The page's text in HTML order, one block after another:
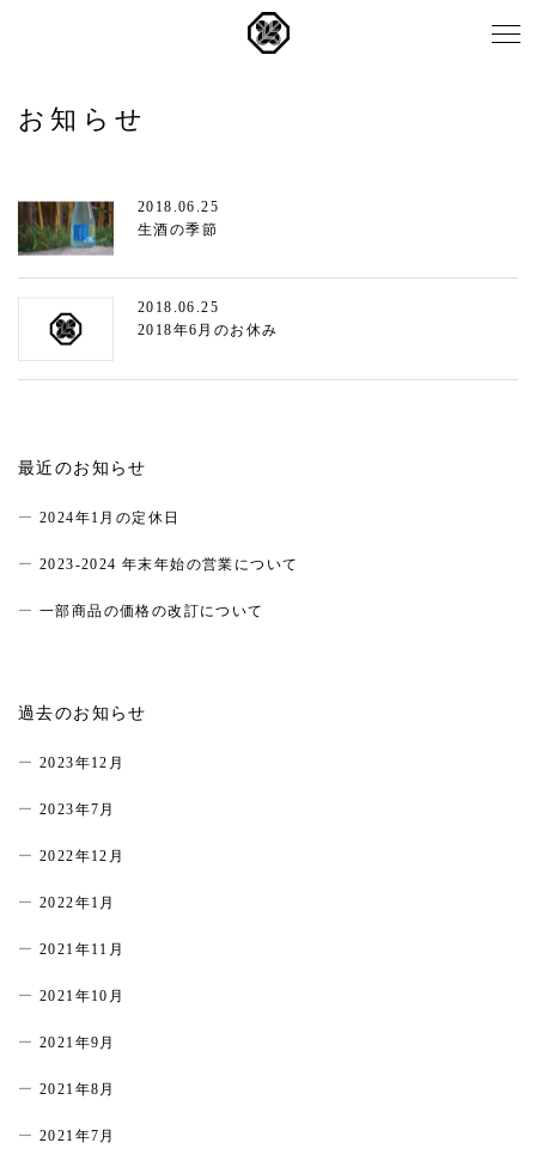
お知らせ
2018.06.25
生酒の季節
2018.06.25
2018年6月のお休み
最近のお知らせ
2024年1月の定休日
2023-2024 年末年始の営業について
一部商品の価格の改訂について
過去のお知らせ
2023年12月
2023年7月
2022年12月
2022年1月
2021年11月
2021年10月
2021年9月
2021年8月
2021年7月